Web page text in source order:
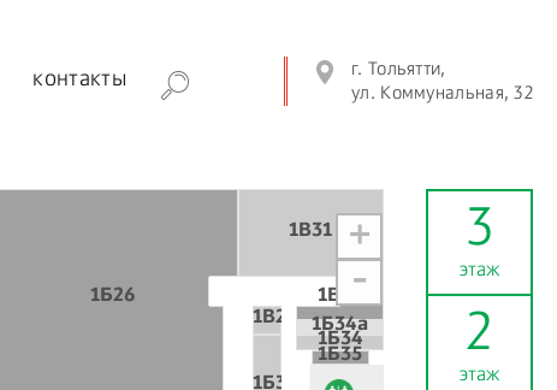
г. Тольятти,
ул. Коммунальная, 32
контакты
3
этаж
2
этаж
+
-
1В25
1В31
1Б34а
1Б26
1Б34
1В27
1Б32
1Б35